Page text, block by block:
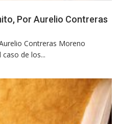
Por Aurelio Contreras
Contreras Moreno
de los...